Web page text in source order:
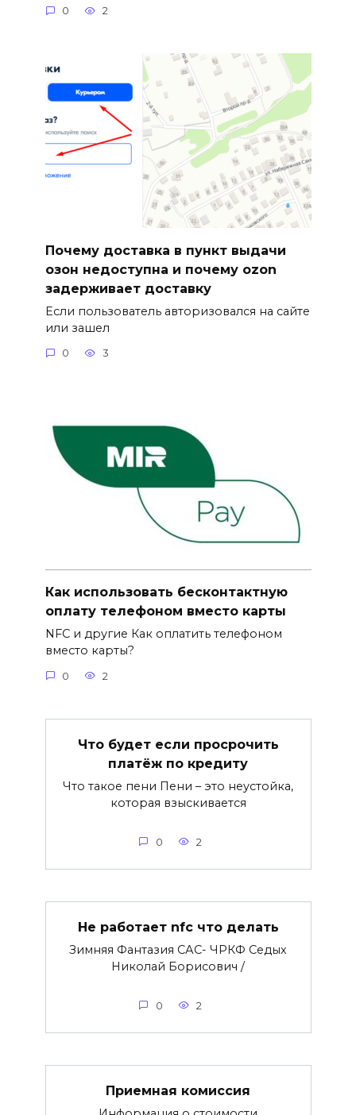
0 2
Почему доставка в пункт выдачи
озон недоступна и почему ozon
задерживает доставку
Если пользователь авторизовался на сайте
или зашел
0 3
Как использовать бесконтактную
оплату телефоном вместо карты
NFC и другие Как оплатить телефоном
вместо карты?
0 2
Что будет если просрочить
платёж по кредиту
Что такое пени Пени – это неустойка,
которая взыскивается
0 2
Не работает nfc что делать
Зимняя Фантазия САС- ЧРКФ Седых
Николай Борисович /
0 2
Приемная комиссия